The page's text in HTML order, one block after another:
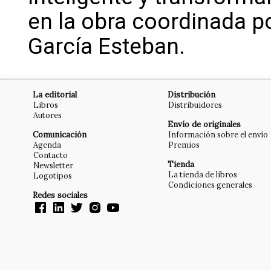
en la obra coordinada
García Esteban.
La editorial
Libros
Autores
Comunicación
Agenda
Contacto
Newsletter
Logotipos
Redes sociales
Distribución
Distribuidores
Envío de originales
Información sobre el envío
Premios
Tienda
La tienda de libros
Condiciones generales